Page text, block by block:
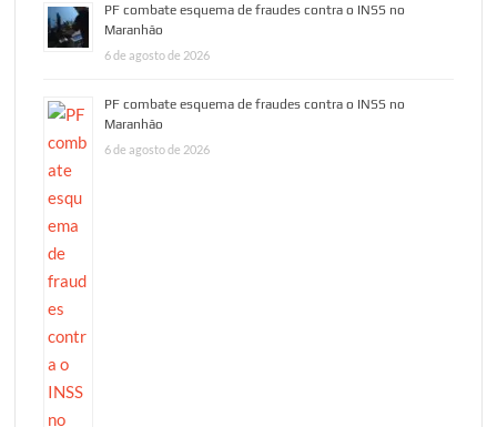
PF combate esquema de fraudes contra o INSS no
Maranhão
6 de agosto de 2026
PF combate esquema de fraudes contra o INSS no
Maranhão
6 de agosto de 2026